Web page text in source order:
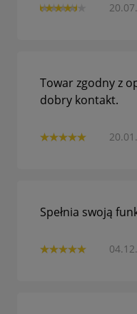
Towar zgodny z
dobry kontakt.
Spełnia swoją